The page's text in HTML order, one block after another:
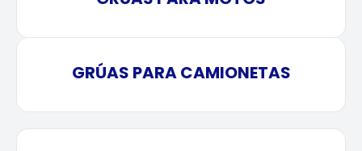
GRÚAS PARA CAMIONETAS